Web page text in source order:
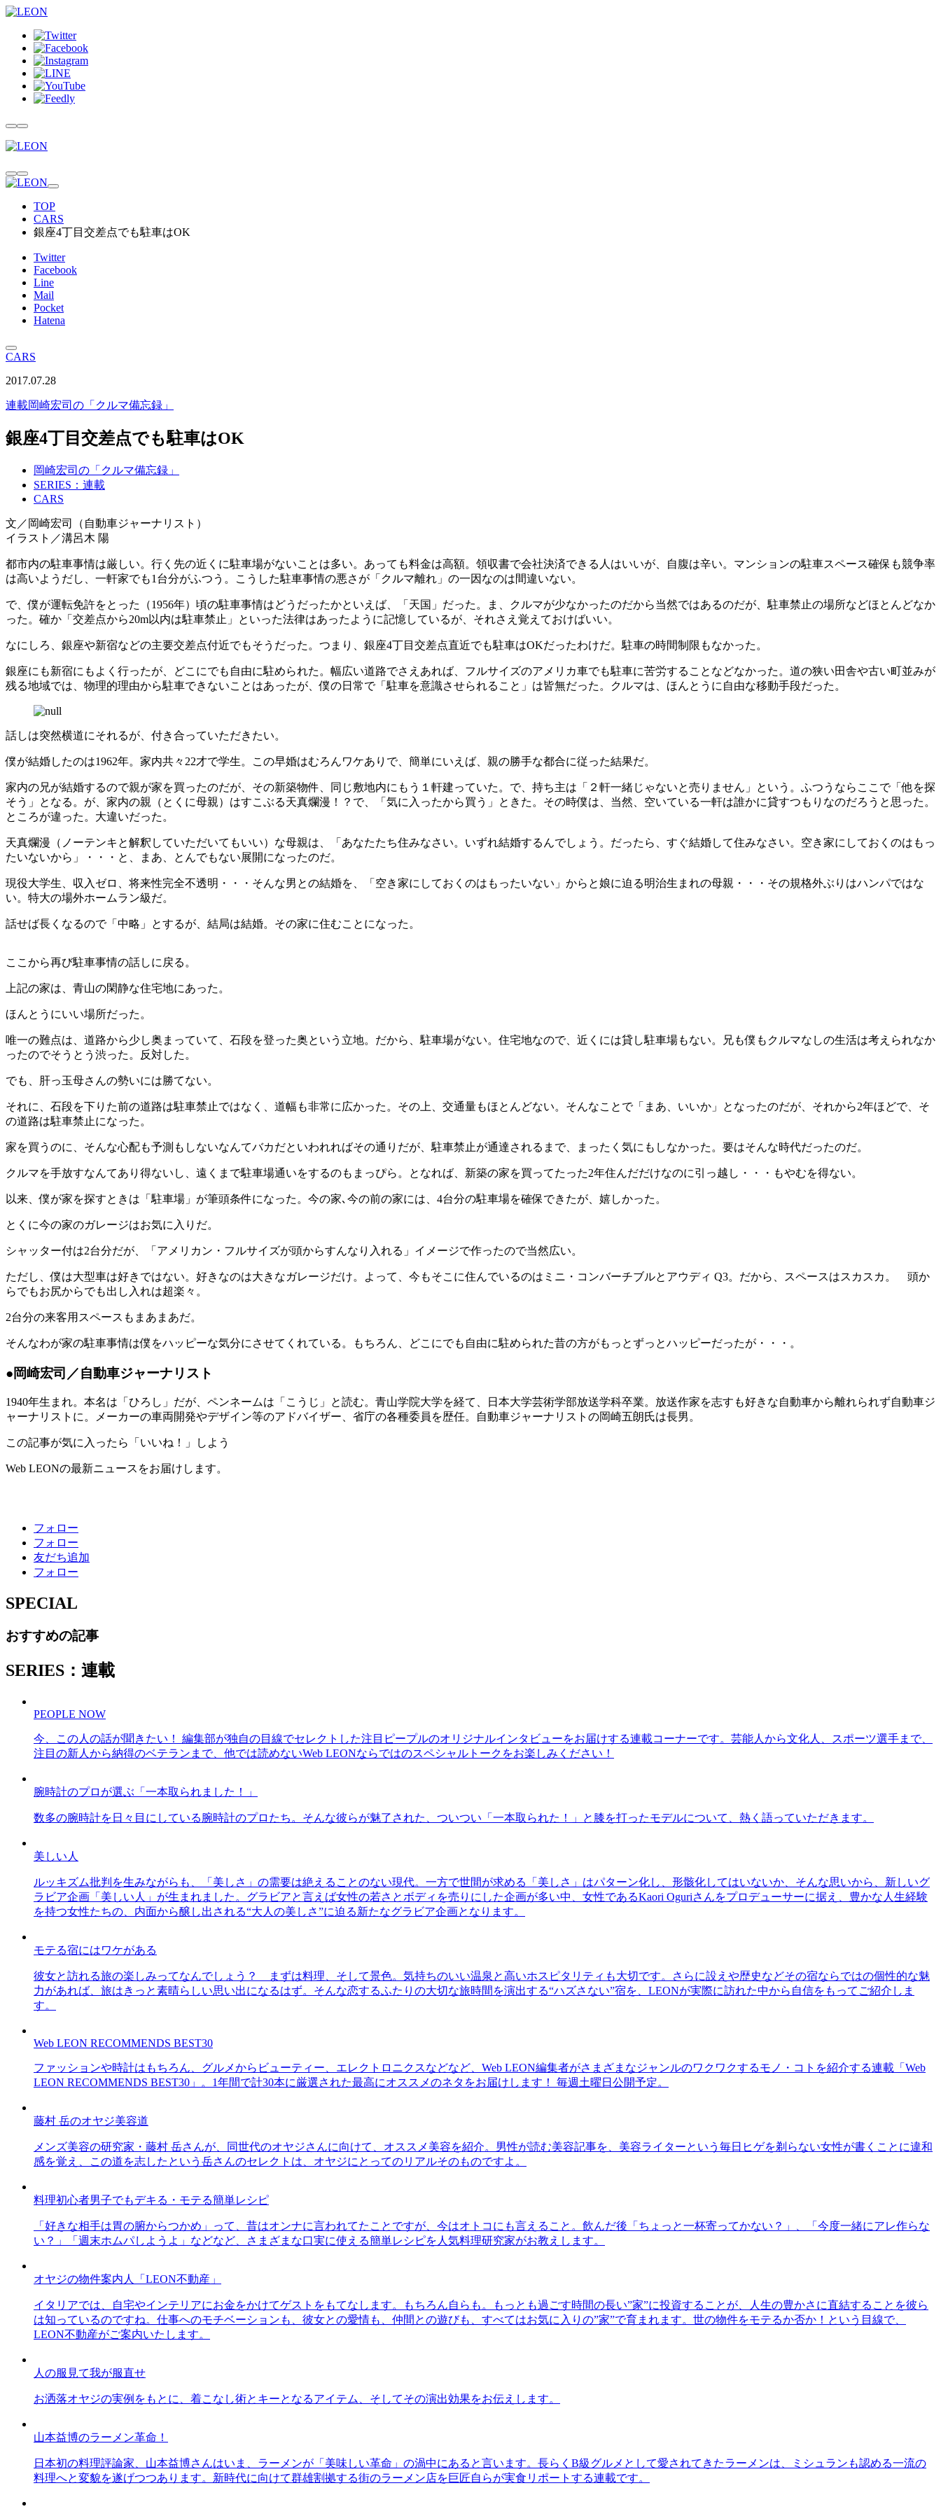
TOP
CARS
銀座4丁目交差点でも駐車はOK
Twitter
Facebook
Line
Mail
Pocket
Hatena
CARS
2017.07.28
連載岡崎宏司の「クルマ備忘録」
銀座4丁目交差点でも駐車はOK
岡崎宏司の「クルマ備忘録」
SERIES：連載
CARS
文／岡崎宏司（自動車ジャーナリスト）
イラスト／溝呂木 陽
都市内の駐車事情は厳しい。行く先の近くに駐車場がないことは多い。あっても料金は高額。領収書で会社決済できる人はいいが、自腹は辛い。マンションの駐車スペース確保も競争率
は高いようだし、一軒家でも1台分がふつう。こうした駐車事情の悪さが「クルマ離れ」の一因なのは間違いない。
で、僕が運転免許をとった（1956年）頃の駐車事情はどうだったかといえば、「天国」だった。ま、クルマが少なかったのだから当然ではあるのだが、駐車禁止の場所などほとんどなか
った。確か「交差点から20m以内は駐車禁止」といった法律はあったように記憶しているが、それさえ覚えておけばいい。
なにしろ、銀座や新宿などの主要交差点付近でもそうだった。つまり、銀座4丁目交差点直近でも駐車はOKだったわけだ。駐車の時間制限もなかった。
銀座にも新宿にもよく行ったが、どこにでも自由に駐められた。幅広い道路でさえあれば、フルサイズのアメリカ車でも駐車に苦労することなどなかった。道の狭い田舎や古い町並みが
残る地域では、物理的理由から駐車できないことはあったが、僕の日常で「駐車を意識させられること」は皆無だった。クルマは、ほんとうに自由な移動手段だった。
話しは突然横道にそれるが、付き合っていただきたい。
僕が結婚したのは1962年。家内共々22才で学生。この早婚はむろんワケありで、簡単にいえば、親の勝手な都合に従った結果だ。
家内の兄が結婚するので親が家を買ったのだが、その新築物件、同じ敷地内にもう１軒建っていた。で、持ち主は「２軒一緒じゃないと売りません」という。ふつうならここで「他を探
そう」となる。が、家内の親（とくに母親）はすこぶる天真爛漫！？で、「気に入ったから買う」ときた。その時僕は、当然、空いている一軒は誰かに貸すつもりなのだろうと思った。
ところが違った。大違いだった。
天真爛漫（ノーテンキと解釈していただいてもいい）な母親は、「あなたたち住みなさい。いずれ結婚するんでしょう。だったら、すぐ結婚して住みなさい。空き家にしておくのはもっ
たいないから」・・・と、まあ、とんでもない展開になったのだ。
現役大学生、収入ゼロ、将来性完全不透明・・・そんな男との結婚を、「空き家にしておくのはもったいない」からと娘に迫る明治生まれの母親・・・その規格外ぶりはハンパではな
い。特大の場外ホームラン級だ。
話せば長くなるので「中略」とするが、結局は結婚。その家に住むことになった。
ここから再び駐車事情の話しに戻る。
上記の家は、青山の閑静な住宅地にあった。
ほんとうにいい場所だった。
唯一の難点は、道路から少し奥まっていて、石段を登った奥という立地。だから、駐車場がない。住宅地なので、近くには貸し駐車場もない。兄も僕もクルマなしの生活は考えられなか
ったのでそうとう渋った。反対した。
でも、肝っ玉母さんの勢いには勝てない。
それに、石段を下りた前の道路は駐車禁止ではなく、道幅も非常に広かった。その上、交通量もほとんどない。そんなことで「まあ、いいか」となったのだが、それから2年ほどで、そ
の道路は駐車禁止になった。
家を買うのに、そんな心配も予測もしないなんてバカだといわれればその通りだが、駐車禁止が通達されるまで、まったく気にもしなかった。要はそんな時代だったのだ。
クルマを手放すなんてあり得ないし、遠くまで駐車場通いをするのもまっぴら。となれば、新築の家を買ってたった2年住んだだけなのに引っ越し・・・もやむを得ない。
以来、僕が家を探すときは「駐車場」が筆頭条件になった。今の家､今の前の家には、4台分の駐車場を確保できたが、嬉しかった。
とくに今の家のガレージはお気に入りだ。
シャッター付は2台分だが、「アメリカン・フルサイズが頭からすんなり入れる」イメージで作ったので当然広い。
ただし、僕は大型車は好きではない。好きなのは大きなガレージだけ。よって、今もそこに住んでいるのはミニ・コンバーチブルとアウディ Q3。だから、スペースはスカスカ。 頭か
らでもお尻からでも出し入れは超楽々。
2台分の来客用スペースもまあまあだ。
そんなわが家の駐車事情は僕をハッピーな気分にさせてくれている。もちろん、どこにでも自由に駐められた昔の方がもっとずっとハッピーだったが・・・。
●岡崎宏司／自動車ジャーナリスト
1940年生まれ。本名は「ひろし」だが、ペンネームは「こうじ」と読む。青山学院大学を経て、日本大学芸術学部放送学科卒業。放送作家を志すも好きな自動車から離れられず自動車ジ
ャーナリストに。メーカーの車両開発やデザイン等のアドバイザー、省庁の各種委員を歴任。自動車ジャーナリストの岡崎五朗氏は長男。
この記事が気に入ったら「いいね！」しよう
Web LEONの最新ニュースをお届けします。
フォロー
フォロー
友だち追加
フォロー
SPECIAL
おすすめの記事
SERIES：連載
PEOPLE NOW
今、この人の話が聞きたい！ 編集部が独自の目線でセレクトした注目ピープルのオリジナルインタビューをお届けする連載コーナーです。芸能人から文化人、スポーツ選手まで、
注目の新人から納得のベテランまで、他では読めないWeb LEONならではのスペシャルトークをお楽しみください！
腕時計のプロが選ぶ「一本取られました！」
数多の腕時計を日々目にしている腕時計のプロたち。そんな彼らが魅了された、ついつい「一本取られた！」と膝を打ったモデルについて、熱く語っていただきます。
美しい人
ルッキズム批判を生みながらも、「美しさ」の需要は絶えることのない現代。一方で世間が求める「美しさ」はパターン化し、形骸化してはいないか、そんな思いから、新しいグ
ラビア企画「美しい人」が生まれました。グラビアと言えば女性の若さとボディを売りにした企画が多い中、女性であるKaori Oguriさんをプロデューサーに据え、豊かな人生経験
を持つ女性たちの、内面から醸し出される“大人の美しさ”に迫る新たなグラビア企画となります。
モテる宿にはワケがある
彼女と訪れる旅の楽しみってなんでしょう？ まずは料理、そして景色。気持ちのいい温泉と高いホスピタリティも大切です。さらに設えや歴史などその宿ならではの個性的な魅
力があれば、旅はきっと素晴らしい思い出になるはず。そんな恋するふたりの大切な旅時間を演出する“ハズさない”宿を、LEONが実際に訪れた中から自信をもってご紹介しま
す。
Web LEON RECOMMENDS BEST30
ファッションや時計はもちろん、グルメからビューティー、エレクトロニクスなどなど、Web LEON編集者がさまざまなジャンルのワクワクするモノ・コトを紹介する連載「Web
LEON RECOMMENDS BEST30」。1年間で計30本に厳選された最高にオススメのネタをお届けします！ 毎週土曜日公開予定。
藤村 岳のオヤジ美容道
メンズ美容の研究家・藤村 岳さんが、同世代のオヤジさんに向けて、オススメ美容を紹介。男性が読む美容記事を、美容ライターという毎日ヒゲを剃らない女性が書くことに違和
感を覚え、この道を志したという岳さんのセレクトは、オヤジにとってのリアルそのものですよ。
料理初心者男子でもデキる・モテる簡単レシピ
「好きな相手は胃の腑からつかめ」って、昔はオンナに言われてたことですが、今はオトコにも言えること。飲んだ後「ちょっと一杯寄ってかない？」、「今度一緒にアレ作らな
い？」「週末ホムパしようよ」などなど、さまざまな口実に使える簡単レシピを人気料理研究家がお教えします。
オヤジの物件案内人「LEON不動産」
イタリアでは、自宅やインテリアにお金をかけてゲストをもてなします。もちろん自らも。もっとも過ごす時間の長い”家”に投資することが、人生の豊かさに直結することを彼ら
は知っているのですね。仕事へのモチベーションも、彼女との愛情も、仲間との遊びも、すべてはお気に入りの”家”で育まれます。世の物件をモテるか否か！という目線で、
LEON不動産がご案内いたします。
人の服見て我が服直せ
お洒落オヤジの実例をもとに、着こなし術とキーとなるアイテム、そしてその演出効果をお伝えします。
山本益博のラーメン革命！
日本初の料理評論家、山本益博さんはいま、ラーメンが「美味しい革命」の渦中にあると言います。長らくB級グルメとして愛されてきたラーメンは、ミシュランも認める一流の
料理へと変貌を遂げつつあります。新時代に向けて群雄割拠する街のラーメン店を巨匠自らが実食リポートする連載です。